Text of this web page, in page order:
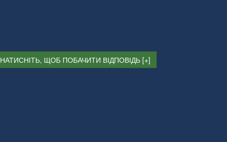
НАТИСНІТЬ, ЩОБ ПОБАЧИТИ ВІДПОВІДЬ